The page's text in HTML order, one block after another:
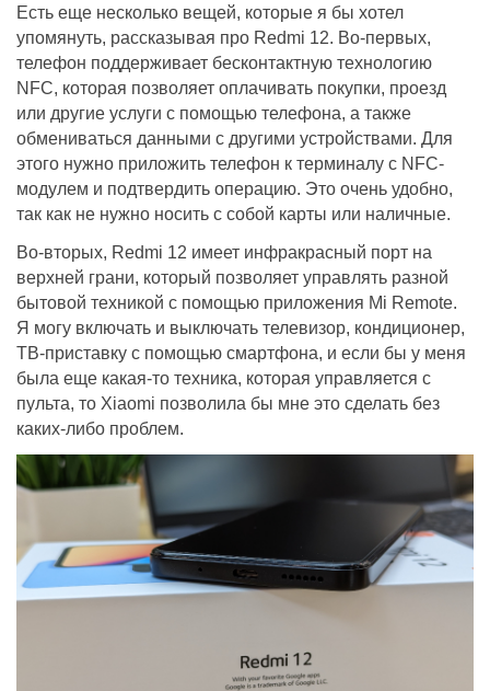
Есть еще несколько вещей, которые я бы хотел
упомянуть, рассказывая про Redmi 12. Во-первых,
телефон поддерживает бесконтактную технологию
NFC, которая позволяет оплачивать покупки, проезд
или другие услуги с помощью телефона, а также
обмениваться данными с другими устройствами. Для
этого нужно приложить телефон к терминалу с NFC-
модулем и подтвердить операцию. Это очень удобно,
так как не нужно носить с собой карты или наличные.
Во-вторых, Redmi 12 имеет инфракрасный порт на
верхней грани, который позволяет управлять разной
бытовой техникой с помощью приложения Mi Remote.
Я могу включать и выключать телевизор, кондиционер,
ТВ-приставку с помощью смартфона, и если бы у меня
была еще какая-то техника, которая управляется с
пульта, то Xiaomi позволила бы мне это сделать без
каких-либо проблем.